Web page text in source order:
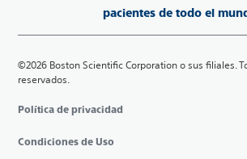
pacientes de todo el
©2026 Boston Scientific Corporation o sus filiales.
reservados.
Política de privacidad
Condiciones de Uso